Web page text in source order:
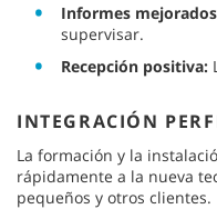
Informes
supervisar.
Recepción positiva:
INTEGRACIÓN
La formación y la
rápidamente a la nueva
pequeños y otros clientes.